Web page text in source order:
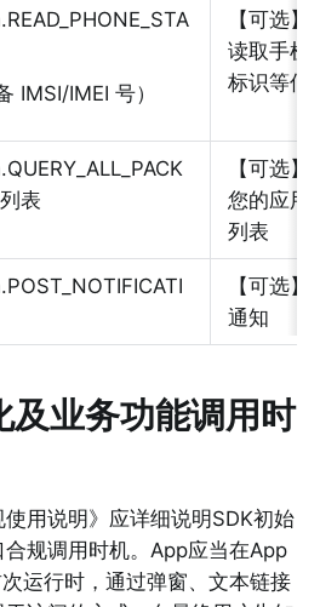
IMSI/IMEI 号）
【可选】
读取手机
标识等信
表
【可选】
您的应用
列表
【可选】
通知
及业务功能调用时
使用说明》应详细说明SDK初始
规调用时机。App应当在App
运行时，通过弹窗、文本链接